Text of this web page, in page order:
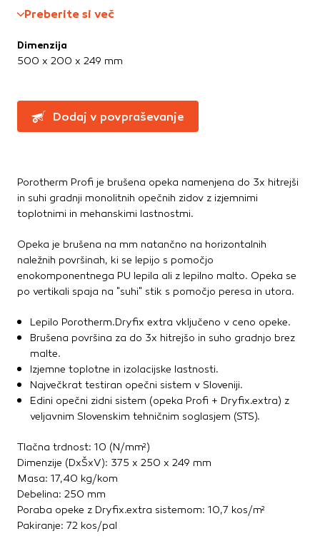
LTŽ pokrovi, oljni jaški, kovinski jaški
PVC jaški
pohištvo
Notranja vrata
Stopnice
Strešna okna
Zunanja vrata
Betonske kritine
Dodatki za streho
Kovinske kritine
Les za ostrešje
Opečne kritine
Ostale kritine
Strešna izolacija
gradnja
Dodatki za suho gradnjo
Izolacija
Izravnalne mase za stene in strop
Mavčne plošče
OSB plošče
Preberite si več
Dimenzija
500 x 200 x 249 mm
Dodaj v povpraševanje
Porotherm Profi je brušena opeka namenjena do 3x hitrejši
in suhi gradnji monolitnih opečnih zidov z izjemnimi
toplotnimi in mehanskimi lastnostmi.
Opeka je brušena na mm natančno na horizontalnih
naležnih površinah, ki se lepijo s pomočjo
enokomponentnega PU lepila ali z lepilno malto. Opeka se
po vertikali spaja na "suhi" stik s pomočjo peresa in utora.
Lepilo Porotherm.Dryfix extra vključeno v ceno opeke.
Brušena površina za do 3x hitrejšo in suho gradnjo brez
malte.
Izjemne toplotne in izolacijske lastnosti.
Največkrat testiran opečni sistem v Sloveniji.
Edini opečni zidni sistem (opeka Profi + Dryfix.extra) z
veljavnim Slovenskim tehničnim soglasjem (STS).
Tlačna trdnost: 10 (N/mm²)
Dimenzije (DxŠxV): 375 x 250 x 249 mm
Masa: 17,40 kg/kom
Debelina: 250 mm
Poraba opeke z Dryfix.extra sistemom: 10,7 kos/m²
Pakiranje: 72 kos/pal
Partnerska oglaševalska podjetja jih lahko uporabljajo za
prikazovanje ustreznih oglasov na drugih spletnih mestih.
Pri delu uporabljajo edinstveno prepoznavanje vašega
ne boste deležni našega ciljnega spletnega oglaševanja.
DOVOLI VSE